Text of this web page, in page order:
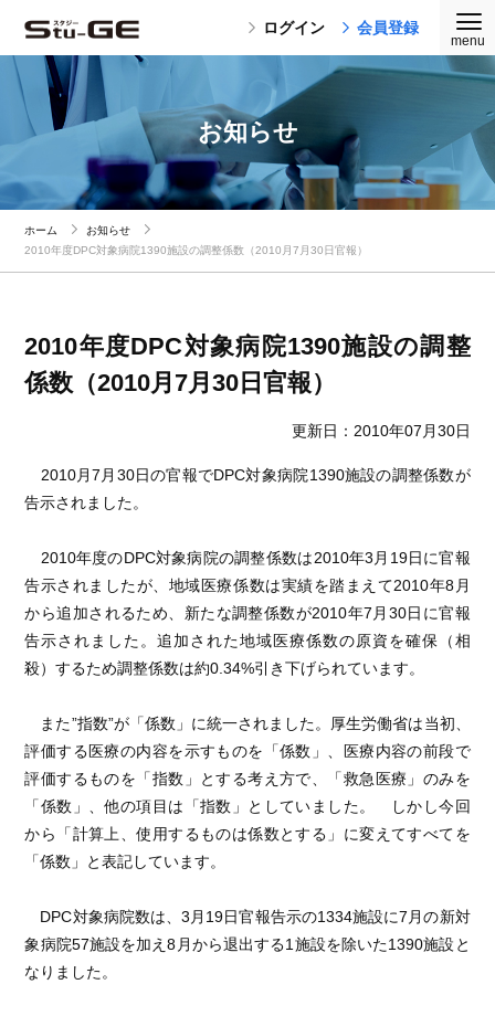
ログイン 会員登録
お知らせ
ホーム
お知らせ
2010年度DPC対象病院1390施設の調整係数（2010月7月30日官報）
2010年度DPC対象病院1390施設の調整
係数（2010月7月30日官報）
更新日：2010年07月30日
2010月7月30日の官報でDPC対象病院1390施設の調整係数が
告示されました。
2010年度のDPC対象病院の調整係数は2010年3月19日に官報
告示されましたが、地域医療係数は実績を踏まえて2010年8月
から追加されるため、新たな調整係数が2010年7月30日に官報
告示されました。追加された地域医療係数の原資を確保（相
殺）するため調整係数は約0.34%引き下げられています。
また”指数”が「係数」に統一されました。厚生労働省は当初、
評価する医療の内容を示すものを「係数」、医療内容の前段で
評価するものを「指数」とする考え方で、「救急医療」のみを
「係数」、他の項目は「指数」としていました。 しかし今回
から「計算上、使用するものは係数とする」に変えてすべてを
「係数」と表記しています。
DPC対象病院数は、3月19日官報告示の1334施設に7月の新対
象病院57施設を加え8月から退出する1施設を除いた1390施設と
なりました。